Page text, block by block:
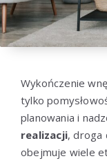
Wykończenie
tylko
planowania i
realizacji, droga
obejmuje wiele